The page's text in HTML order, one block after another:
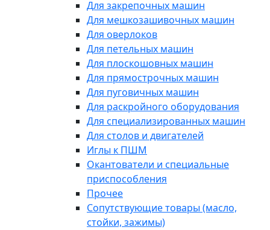
Для закрепочных машин
Для мешкозашивочных машин
Для оверлоков
Для петельных машин
Для плоскошовных машин
Для прямострочных машин
Для пуговичных машин
Для раскройного оборудования
Для специализированных машин
Для столов и двигателей
Иглы к ПШМ
Окантователи и специальные
приспособления
Прочее
Сопутствующие товары (масло,
стойки, зажимы)